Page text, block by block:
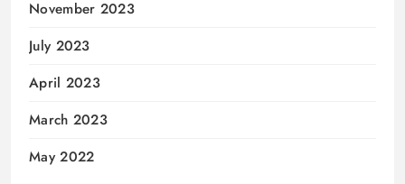
November 2023
July 2023
April 2023
March 2023
May 2022